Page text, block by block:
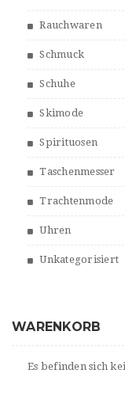
Rauchwaren
Schmuck
Schuhe
Skimode
Spirituosen
Taschenmesser
Trachtenmode
Uhren
Unkategorisiert
WARENKORB
Es befinden sich